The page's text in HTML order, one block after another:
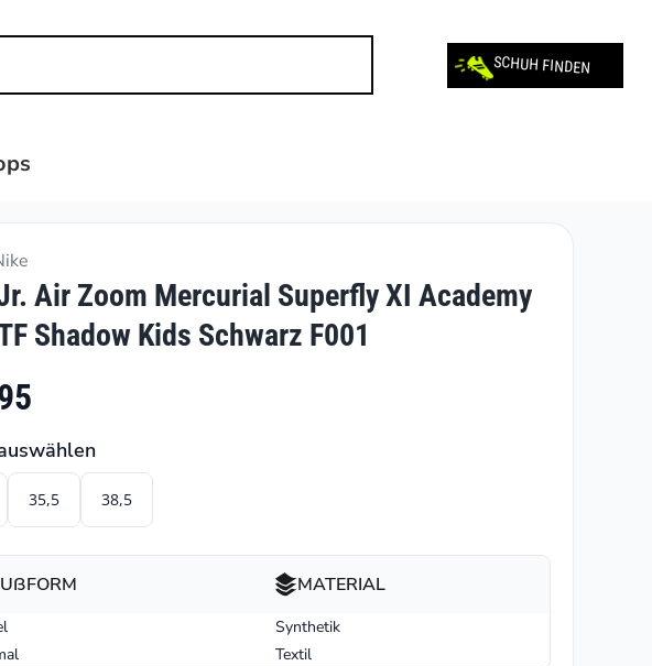
SCHUH FINDEN
Air Zoom Mercurial Superfly XI Academy
Shadow Kids Schwarz F001
35,5 38,5
MATERIAL
Synthetik
Textil